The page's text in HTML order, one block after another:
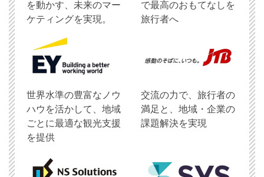
を動かす、未来のマー
ケティングを実現。
で最高のおもてなしを
旅行者へ
世界水準の豊富なノウ
ハウを活かして、地域
ごとに最適な観光支援
を提供
交流の力で、旅行者の
満足と、地域・企業の
課題解決を実現